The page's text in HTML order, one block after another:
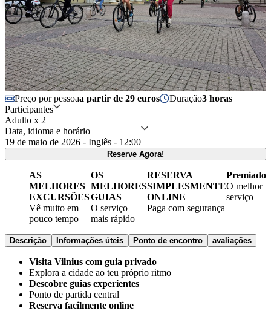
Preço por pessoaa partir de 29 euros Duração3 horas
Participantes
Adulto x 2
Data, idioma e horário
19 de maio de 2026 - Inglês - 12:00
Reserve Agora!
AS
MELHORES
EXCURSÕES
Vê muito em
pouco tempo
OS
MELHORES
GUIAS
O serviço
mais rápido
RESERVA
SIMPLESMENTE
ONLINE
Paga com segurança
Premiado
O melhor
serviço
Descrição Informações úteis Ponto de encontro avaliações
Visita Vilnius com guia privado
Explora a cidade ao teu próprio ritmo
Descobre guias experientes
Ponto de partida central
Reserva facilmente online